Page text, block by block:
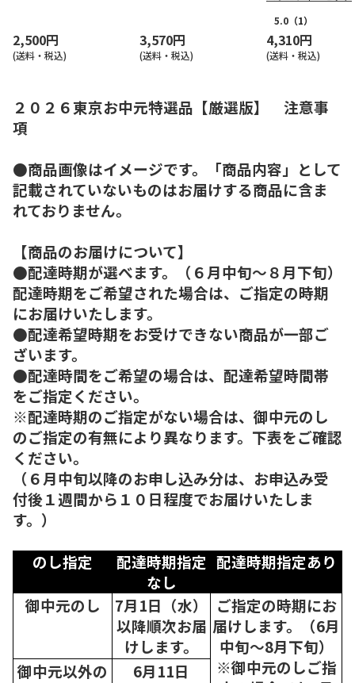
2,500円
(送料・税込)
3,570円
(送料・税込)
5.0 （1）
4,310円
(送料・税込)
２０２６東京お中元特選品【厳選版】 注意事
項
●商品画像はイメージです。「商品内容」として
記載されていないものはお届けする商品に含ま
れておりません。
【商品のお届けについて】
●配達時期が選べます。（６月中旬～８月下旬）
配達時期をご希望された場合は、ご指定の時期
にお届けいたします。
●配達希望時期をお受けできない商品が一部ご
ざいます。
●配達時間をご希望の場合は、配達希望時間帯
をご指定ください。
※配達時期のご指定がない場合は、御中元のし
のご指定の有無により異なります。下表をご確認
ください。
（６月中旬以降のお申し込み分は、お申込み受
付後１週間から１０日程度でお届けいたしま
す。）
のし指定
配達時期指定
なし
配達時期指定あり
御中元のし
7月1日（水）
以降順次お届
けします。
ご指定の時期にお
届けします。（6月
中旬～8月下旬）
※御中元のしご指
御中元以外の
6月11日